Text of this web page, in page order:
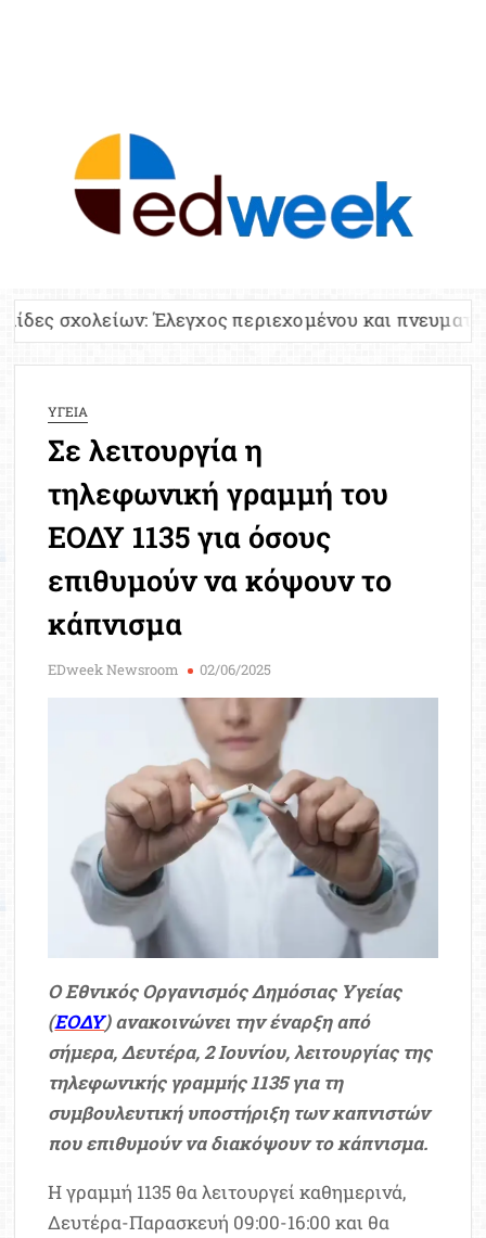
Έλεγχος περιεχομένου και πνευματικών
ΥΓΕΙΑ
Σε λειτουργία η
τηλεφωνική γραμμή του
ΕΟΔΥ 1135 για όσους
επιθυμούν να κόψουν το
κάπνισμα
EDweek Newsroom 02/06/2025
Ο Εθνικός Οργανισμός Δημόσιας Υγείας
(ΕΟΔΥ) ανακοινώνει την έναρξη από
σήμερα, Δευτέρα, 2 Ιουνίου, λειτουργίας της
τηλεφωνικής γραμμής 1135 για τη
συμβουλευτική υποστήριξη των καπνιστών
που επιθυμούν να διακόψουν το κάπνισμα.
Η γραμμή 1135 θα λειτουργεί καθημερινά,
Δευτέρα-Παρασκευή 09:00-16:00 και θα